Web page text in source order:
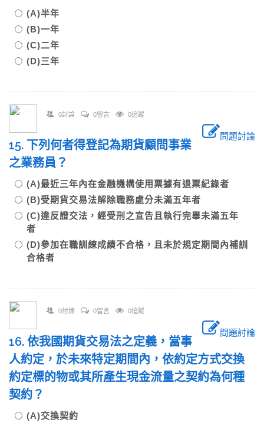
(A)半年
(B)一年
(C)二年
(D)三年
0討論 0留言 0追蹤
問題討論
15. 下列何者得登記為期貨顧問事業
之業務員？
(A)最近三年內在金融機構使用票據有退票紀錄者
(B)受期貨交易法解除職務處分未滿五年者
(C)違反證交法，經受刑之宣告且執行完畢未滿五年
者
(D)參加在職訓練成績不合格，且未於規定期間內補訓
合格者
0討論 0留言 0追蹤
問題討論
16. 依我國期貨交易法之定義，當事
人約定，於未來特定期間內，依約定方式交換
約定標的物或其所產生現金流量之契約為何種
契約？
(A)交換契約